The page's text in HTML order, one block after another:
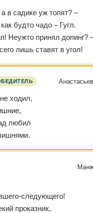
в садике уж топят? –
будто чадо – Гугл.
Неужто принял допинг?
лишь ставят в угол!
ходил,
любил
следующего!
проказник,